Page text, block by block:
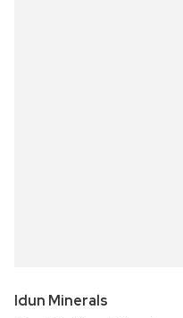
Idun Minerals